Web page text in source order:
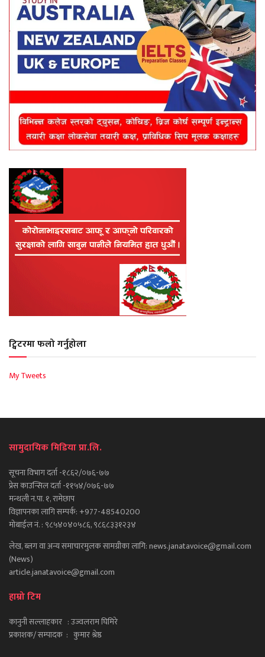
ट्विटरमा फलो गर्नुहोला
My Tweets
सामुदायिक मिडिया प्रा.लि.
सूचना विभाग दर्ता -१८६२/०७६-७७
प्रेस काउन्सिल दर्ता -११५४/०७६-७७
मन्थली न.पा. १, रामेछाप
विज्ञापनका लागि सम्पर्क: +977-48540200
मोबाईल नं. : ९८५४०४०५८६, ९८६८३३१२३४
लेख, ब्लग वा अन्य समाचारमुलक सामग्रीका लागि: news.janatavoice@gmail.com
(News)
article.janatavoice@gmail.com
हाम्रो टिम
कानुनी सल्लाहकार : उज्वलराम घिमिरे
प्रकाशक/ सम्पादक : कुमार श्रेष्ठ